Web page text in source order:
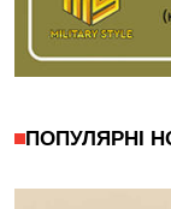
ПОПУЛЯРНІ